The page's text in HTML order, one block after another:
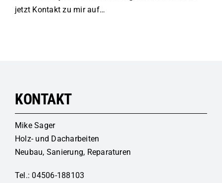
jetzt Kontakt zu mir auf…
KONTAKT
Mike Sager
Holz- und Dacharbeiten
Neubau, Sanierung, Reparaturen
Tel.: 04506-188103